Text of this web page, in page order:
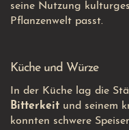
seine Nutzung
Pflanzenwelt passt.
Küche und Würze
In der Küche lag die
Bitterkeit und seinem
konnten schwere